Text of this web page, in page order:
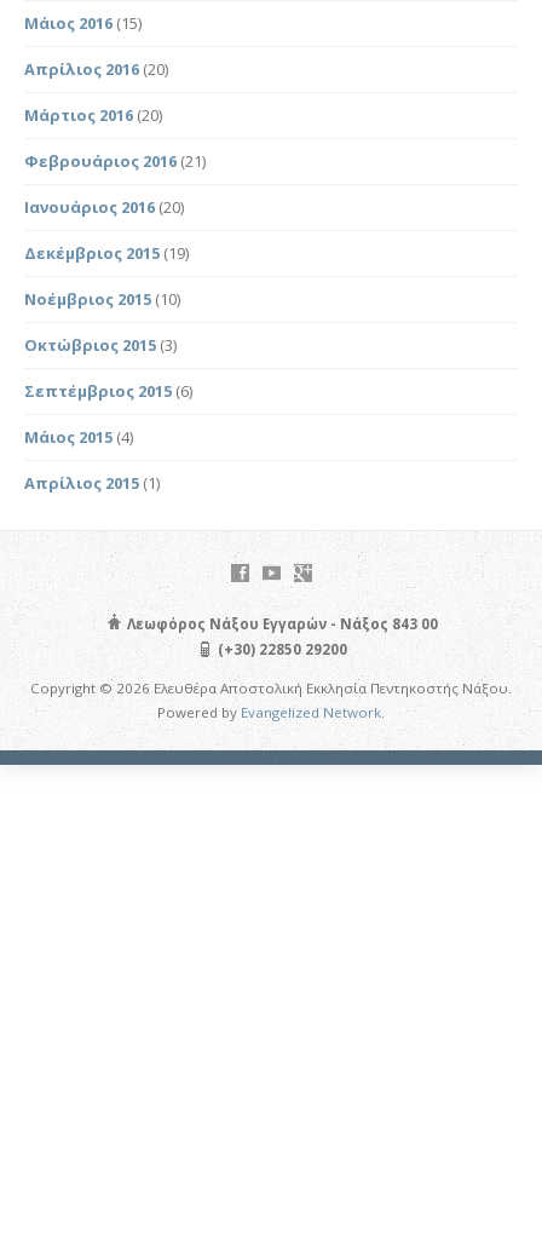
Μάιος 2016 (15)
Απρίλιος 2016 (20)
Μάρτιος 2016 (20)
Φεβρουάριος 2016 (21)
Ιανουάριος 2016 (20)
Δεκέμβριος 2015 (19)
Νοέμβριος 2015 (10)
Οκτώβριος 2015 (3)
Σεπτέμβριος 2015 (6)
Μάιος 2015 (4)
Απρίλιος 2015 (1)
Λεωφόρος Νάξου Εγγαρών - Νάξος 843 00
(+30) 22850 29200
Copyright © 2026 Ελευθέρα Αποστολική Εκκλησία Πεντηκοστής Νάξου.
Powered byEvangelized Network.